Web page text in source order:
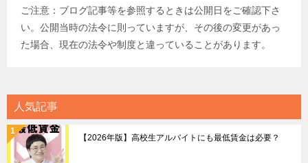
ご注意：ブログ記事等を参照するときは公開日をご確認下さ
い。公開当時の法令に則っていますが、その後の変更があっ
た場合、現在の法令や制度と違っていることがあります。
人気記事
【2026年版】高校生アルバイトにも最低賃金は必要？